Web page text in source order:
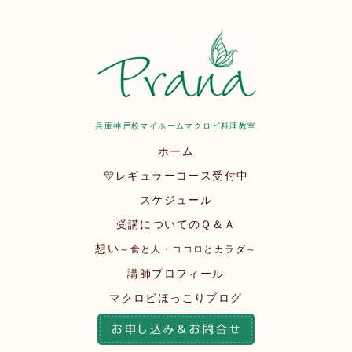
兵庫神戸校マイホームマクロビ料理教室
ホーム
💛レギュラーコース受付中
スケジュール
受講についてのＱ＆Ａ
想い ～食と人・ココロとカラダ～
講師プロフィール
マクロビほっこりブログ